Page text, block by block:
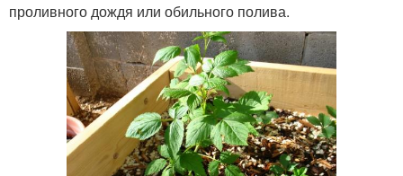
проливного дождя или обильного полива.